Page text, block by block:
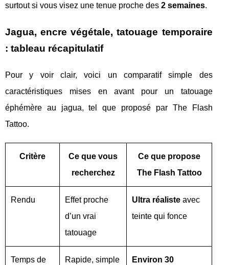
surtout si vous visez une tenue proche des 2 semaines.
Jagua, encre végétale, tatouage temporaire
: tableau récapitulatif
Pour y voir clair, voici un comparatif simple des
caractéristiques mises en avant pour un tatouage
éphémère au jagua, tel que proposé par The Flash
Tattoo.
Critère
Ce que vous
recherchez
Ce que propose
The Flash Tattoo
Rendu
Effet proche
d’un vrai
tatouage
Ultra réaliste avec
teinte qui fonce
Temps de
Rapide, simple
Environ 30